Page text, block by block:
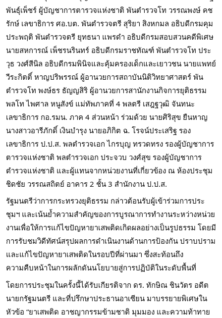
พันธุ์เพ็ชร์ ผู้บัญชาการตารวจแห่งชาติ พันตำรวจโท วรรณพงษ์ คช
รักษ์ เลขาธิการ ศอ.บต. พันตำรวจตรี สุริยา สิงหกมล อธิบดีกรมคุม
ประพฤติ พันตำรวจตรี ยุทธนา แพรดำ อธิบดีกรมสอบสวนคดีพิเศษ
นายสหการณ์ เพ็ชรนรินทร์ อธิบดีกรมราชทัณฑ์ พันตำรวจโท ประ
วุธ วงศ์สีนิล อธิบดีกรมพินิจและคุ้มครองเด็กและเยาวชน นายแพทย์
วีระกิตติ์ หาญปริพรรณ์ ผู้อานวยการสถาบันนิติวิทยาศาสตร์ พัน
ตำรวจโท พงษ์ธร ธัญญสิริ ผู้อานวยการสานักงานกิจการยุติธรรม
พลโท ไพศาล หนูสังข์ แม่ทัพภาคที่ 4 พลตรี เสฎฐวุฒิ จันทนะ
เลขาธิการ กอ.รมน. ภาค 4 ส่วนหน้า ร่วมด้วย นายศิริสุข ยืนหาญ
นางสาวอารีภักดิ์ เงินบำรุง นายอภิกิต ฉ. โรจน์ประเสริฐ รอง
เลขาธิการ ป.ป.ส. พลตำรวจเอก ไกรบุญ ทรวดทรง รองผู้บัญชาการ
ตารวจแห่งชาติ พลตำรวจเอก ประจวบ วงศ์สุข รองผู้บัญชาการ
ตำรวจแห่งชาติ และผู้แทนจากหน่วยงานที่เกี่ยวข้อง ณ ห้องประชุม
ชิดชัย วรรณสถิตย์ อาคาร 2 ชั้น 3 สำนักงาน ป.ป.ส.
รัฐมนตรีว่าการกระทรวงยุติธรรม กล่าวต้อนรับผู้เข้าร่วมการประ
ชุมฯ และเน้นย้ำความสำคัญของการบูรณาการทำงานระหว่างหน่วย
งานเพื่อให้การแก้ไขปัญหายาเสพติดเกิดผลอย่างเป็นรูปธรรม โดยมี
การรับชมวิดีทัศน์สรุปผลการดำเนินงานด้านการป้องกัน ปราบปราม
และแก้ไขปัญหายาเสพติดในรอบปีที่ผ่านมา ซึ่งสะท้อนถึง
ความคืบหน้าในการผลักดันนโยบายสู่การปฏิบัติในระดับพื้นที่
โดยการประชุมในครั้งนี้ได้รับเกียรติจาก ดร. ทักษิณ ชินวัตร อดีต
นายกรัฐมนตรี และที่ปรึกษาประธานอาเซียน มาบรรยายพิเศษใน
หัวข้อ “ยาเสพติด อาชญากรรมข้ามชาติ มุมมอง และความท้าทาย